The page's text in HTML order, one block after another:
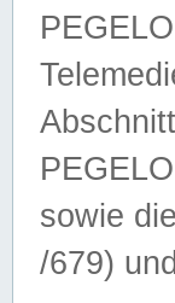
sowie
/679)